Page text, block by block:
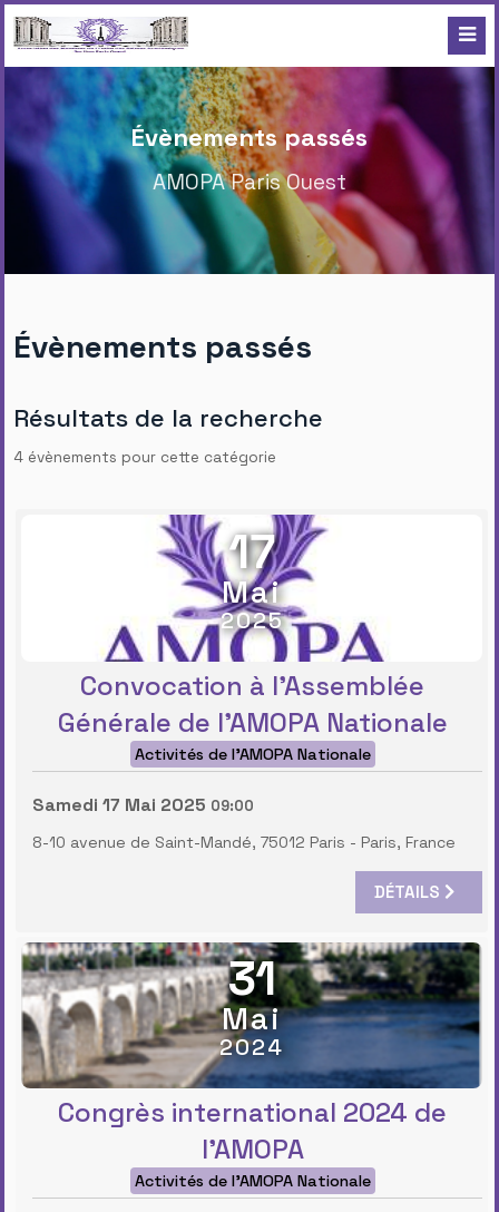
Évènements passés
AMOPA Paris Ouest
Évènements passés
Résultats de la recherche
4 évènements pour cette catégorie
17
Mai
2025
Convocation à l'Assemblée
Générale de l’AMOPA Nationale
Activités de l'AMOPA Nationale
Samedi 17 Mai 2025 09:00
8-10 avenue de Saint-Mandé, 75012 Paris - Paris, France
DÉTAILS
31
Mai
2024
Congrès international 2024 de
l’AMOPA
Activités de l'AMOPA Nationale